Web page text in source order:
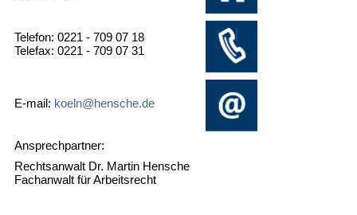
Telefon: 0221 - 709 07 18
Telefax: 0221 - 709 07 31
E-mail: koeln@hensche.de
Ansprechpartner:
Rechtsanwalt Dr. Martin Hensche
Fachanwalt für Arbeitsrecht